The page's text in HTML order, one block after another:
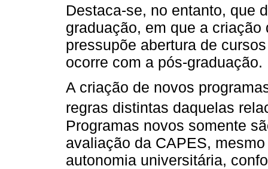
Destaca-se, no entanto, que
graduação, em que a
pressupõe abertura de
ocorre com a pós-graduação.
A criação de novos
regras distintas daquelas
Programas novos somente
avaliação da CAPES,
autonomia universitária,